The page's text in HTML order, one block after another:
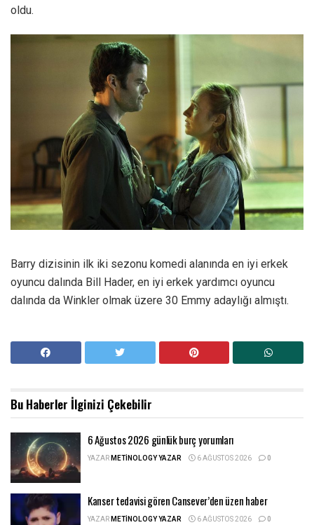
oldu.
Barry dizisinin ilk iki sezonu komedi alanında en iyi erkek
oyuncu dalında Bill Hader, en iyi erkek yardımcı oyuncu
dalında da Winkler olmak üzere 30 Emmy adaylığı almıştı.
Bu Haberler İlginizi Çekebilir
6 Ağustos 2026 günlük burç yorumları
YAZARMETINOLOGY YAZAR 6 AĞUSTOS 2026 0
Kanser tedavisi gören Cansever’den üzen haber
YAZARMETINOLOGY YAZAR 6 AĞUSTOS 2026 0